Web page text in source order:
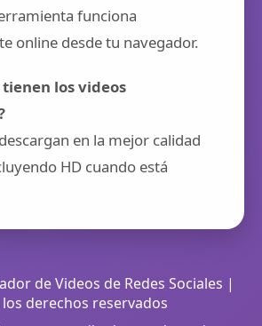
funciona
online desde tu navegador.
los videos
en la mejor calidad
HD cuando está
de Videos de Redes Sociales |
derechos reservados